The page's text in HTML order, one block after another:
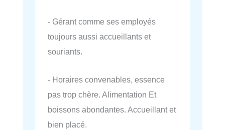
- Gérant comme ses employés
toujours aussi accueillants et
souriants.
- Horaires convenables, essence
pas trop chère. Alimentation Et
boissons abondantes. Accueillant et
bien placé.